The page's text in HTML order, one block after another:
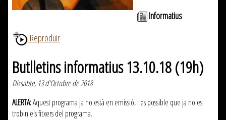
Informatius
Reproduir
Butlletins informatius 13.10.18 (19h)
Dissabte, 13 d'Octubre de 2018
ALERTA:Aquest programa ja no està en emissió, i es possible que ja no es
trobin els fitxers del programa.